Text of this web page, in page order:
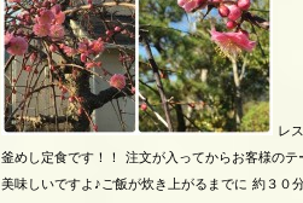
レ
釜めし定食です！！
注文が入ってからお客様のテ
美味しいですよ♪ご飯が炊き上がるまでに 約３０